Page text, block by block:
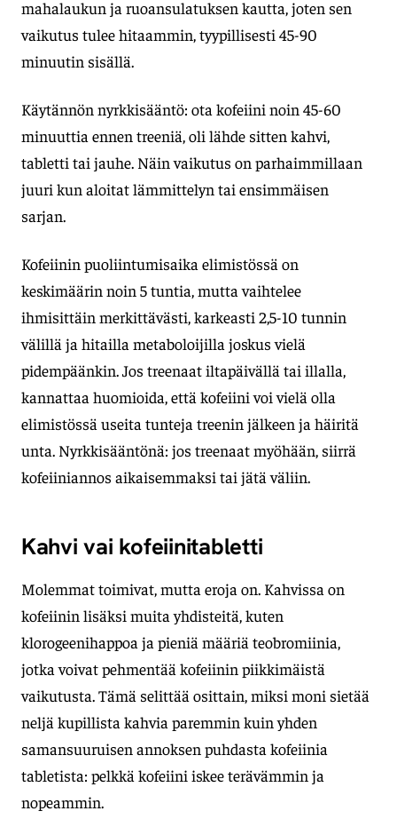
mahalaukun ja ruoansulatuksen kautta, joten sen
vaikutus tulee hitaammin, tyypillisesti 45-90
minuutin sisällä.
Käytännön nyrkkisääntö: ota kofeiini noin 45-60
minuuttia ennen treeniä, oli lähde sitten kahvi,
tabletti tai jauhe. Näin vaikutus on parhaimmillaan
juuri kun aloitat lämmittelyn tai ensimmäisen
sarjan.
Kofeiinin puoliintumisaika elimistössä on
keskimäärin noin 5 tuntia, mutta vaihtelee
ihmisittäin merkittävästi, karkeasti 2,5-10 tunnin
välillä ja hitailla metaboloijilla joskus vielä
pidempäänkin. Jos treenaat iltapäivällä tai illalla,
kannattaa huomioida, että kofeiini voi vielä olla
elimistössä useita tunteja treenin jälkeen ja häiritä
unta. Nyrkkisääntönä: jos treenaat myöhään, siirrä
kofeiiniannos aikaisemmaksi tai jätä väliin.
Kahvi vai kofeiinitabletti
Molemmat toimivat, mutta eroja on. Kahvissa on
kofeiinin lisäksi muita yhdisteitä, kuten
klorogeenihappoa ja pieniä määriä teobromiinia,
jotka voivat pehmentää kofeiinin piikkimäistä
vaikutusta. Tämä selittää osittain, miksi moni sietää
neljä kupillista kahvia paremmin kuin yhden
samansuuruisen annoksen puhdasta kofeiinia
tabletista: pelkkä kofeiini iskee terävämmin ja
nopeammin.